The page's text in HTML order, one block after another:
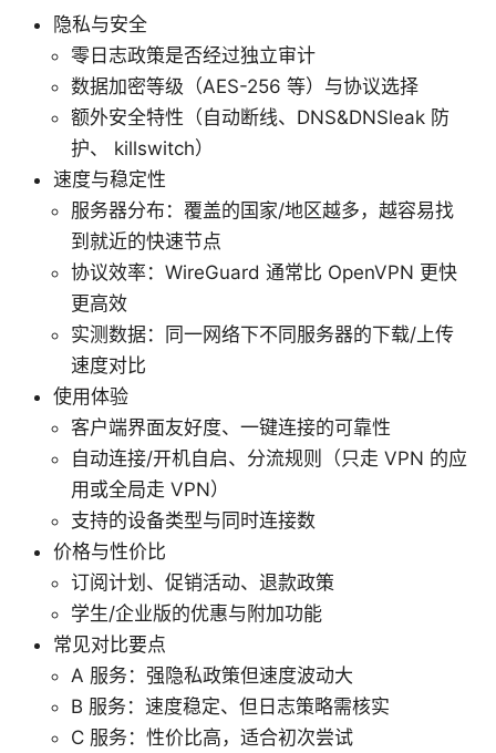
隐私与安全
零日志政策是否经过独立审计
数据加密等级（AES-256 等）与协议选择
额外安全特性（自动断线、DNS&DNSleak 防
护、 killswitch）
速度与稳定性
服务器分布：覆盖的国家/地区越多，越容易找
到就近的快速节点
协议效率：WireGuard 通常比 OpenVPN 更快
更高效
实测数据：同一网络下不同服务器的下载/上传
速度对比
使用体验
客户端界面友好度、一键连接的可靠性
自动连接/开机自启、分流规则（只走 VPN 的应
用或全局走 VPN）
支持的设备类型与同时连接数
价格与性价比
订阅计划、促销活动、退款政策
学生/企业版的优惠与附加功能
常见对比要点
A 服务：强隐私政策但速度波动大
B 服务：速度稳定、但日志策略需核实
C 服务：性价比高，适合初次尝试